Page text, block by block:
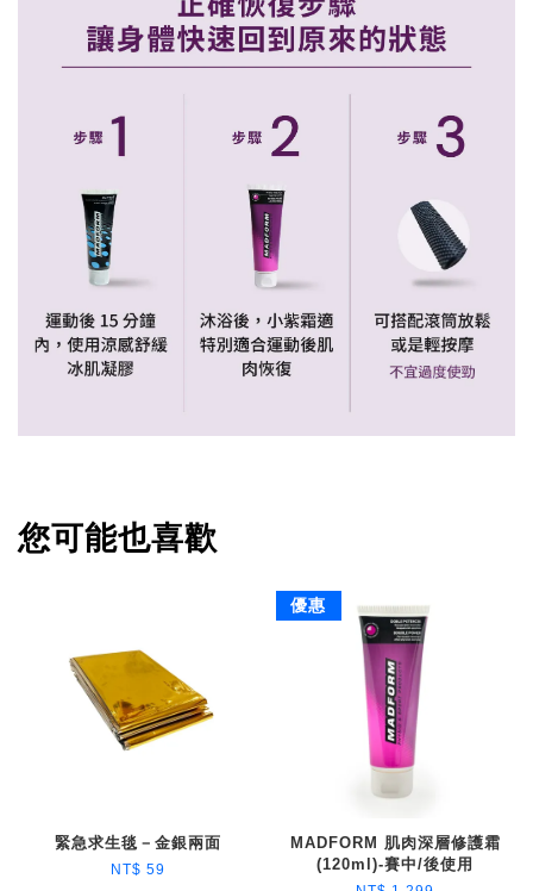
您可能也喜歡
緊急求生毯－金銀兩面
NT$ 59
優惠
MADFORM 肌肉深層修護霜
(120ml)-賽中/後使用